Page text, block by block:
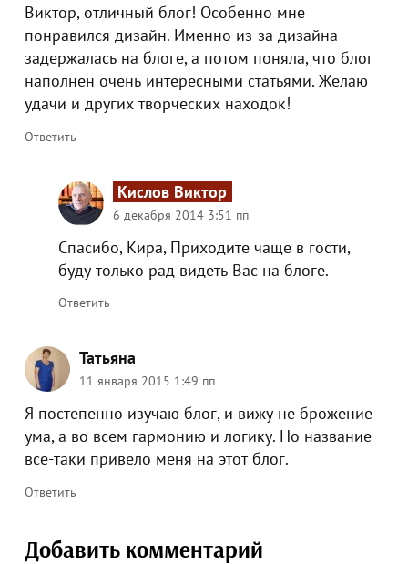
Виктор, отличный блог! Особенно мне
понравился дизайн. Именно из-за дизайна
задержалась на блоге, а потом поняла, что блог
наполнен очень интересными статьями. Желаю
удачи и других творческих находок!
Ответить
Кислов Виктор
6 декабря 2014 3:51 пп
Спасибо, Кира, Приходите чаще в гости,
буду только рад видеть Вас на блоге.
Ответить
Татьяна
11 января 2015 1:49 пп
Я постепенно изучаю блог, и вижу не брожение
ума, а во всем гармонию и логику. Но название
все-таки привело меня на этот блог.
Ответить
Добавить комментарий